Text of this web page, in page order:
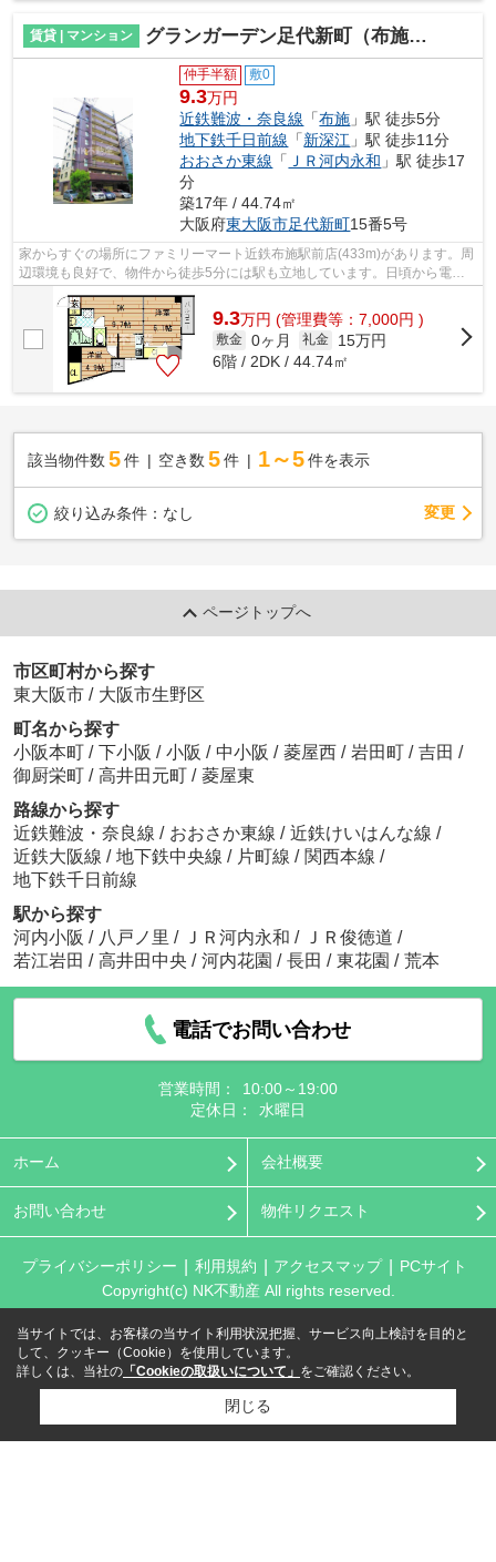
賃貸 | マンション グランガーデン足代新町（布施賃貸）
仲手半額 敷0
9.3万円
近鉄難波・奈良線 「布施 」駅 徒歩5分
地下鉄千日前線 「新深江 」駅 徒歩11分
おおさか東線 「 ＪＲ河内永和 」駅 徒歩17
分
築17年 / 44.74㎡
大阪府東大阪市足代新町15番5号
家からすぐの場所にファミリーマート近鉄布施駅前店(433m)があります。周
辺環境も良好で、物件から徒歩5分には駅も立地しています。日頃から電車
をよく利用するなら2駅利用可物件をお...
9.3万円 (管理費等：7,000円 )
敷金 0ヶ月 礼金
15万円
6階 / 2DK / 44.74㎡
該当物件数 5件 空き数 5 件 1～5 件を表示
絞り込み条件： なし 変更
ページトップへ
市区町村から探す
東大阪市 / 大阪市生野区
町名から探す
小阪本町 / 下小阪 / 小阪 / 中小阪 / 菱屋西 / 岩田町 / 吉田 /
御厨栄町 / 高井田元町 / 菱屋東
路線から探す
近鉄難波・奈良線 / おおさか東線 / 近鉄けいはんな線 /
近鉄大阪線 / 地下鉄中央線 / 片町線 / 関西本線 /
地下鉄千日前線
駅から探す
河内小阪 / 八戸ノ里 / ＪＲ河内永和 / ＪＲ俊徳道 /
若江岩田 / 高井田中央 / 河内花園 / 長田 / 東花園 / 荒本
電話でお問い合わせ
営業時間：
10:00～19:00
定休日：
水曜日
ホーム 会社概要
お問い合わせ 物件リクエスト
プライバシーポリシー 利用規約 アクセスマップ
PCサイト
Copyright(c) NK不動産 All rights reserved.
当サイトでは、お客様の当サイト利用状況把握、サービス向上検討を目的と
して、クッキー（Cookie）を使用しています。
詳しくは、当社の 「Cookieの取扱いについて」 をご確認ください。
閉じる